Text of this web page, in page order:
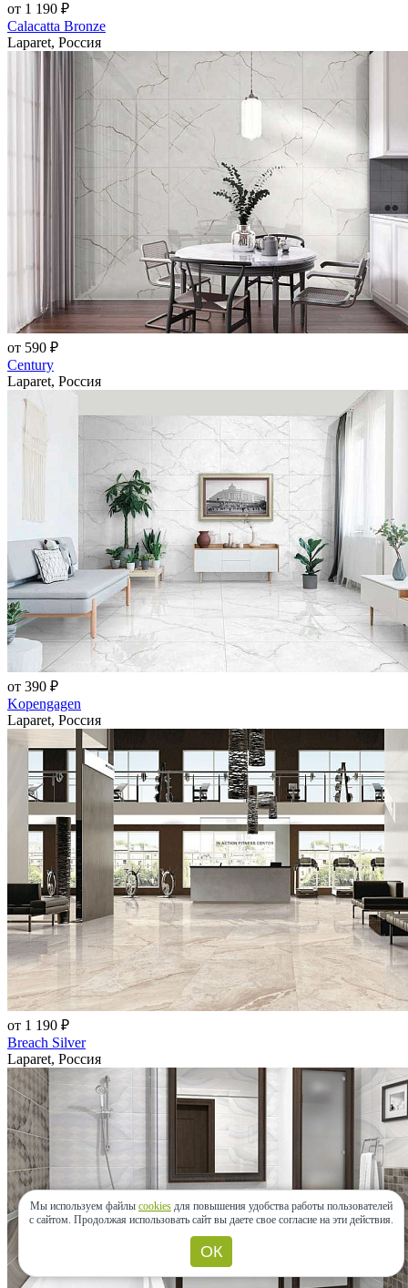
от 1 190 ₽
Calacatta Bronze
Laparet, Россия
от 590 ₽
Century
Laparet, Россия
от 390 ₽
Kopengagen
Laparet, Россия
от 1 190 ₽
Breach Silver
Laparet, Россия
Мы используем файлы cookies для повышения удобства работы пользователей
с сайтом. Продолжая использовать сайт вы даете свое согласие на эти действия.
ОК